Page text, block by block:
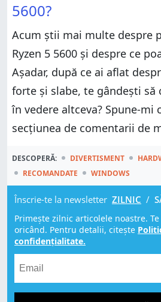
5600?
Acum știi mai multe despre
Ryzen 5 5600 și despre ce
Așadar, după ce ai aflat
forte și slabe, te gândești să
în vedere altceva? Spune-mi
secțiunea de comentarii de
DESCOPERĂ: DIVERTISMENT
RECOMANDATE
WINDOWS
Înscrie-te la newsletter ZILNIC /
Primește zilnic articolele noastre.
oricând. Pentru detalii, citește
confidențialitate.